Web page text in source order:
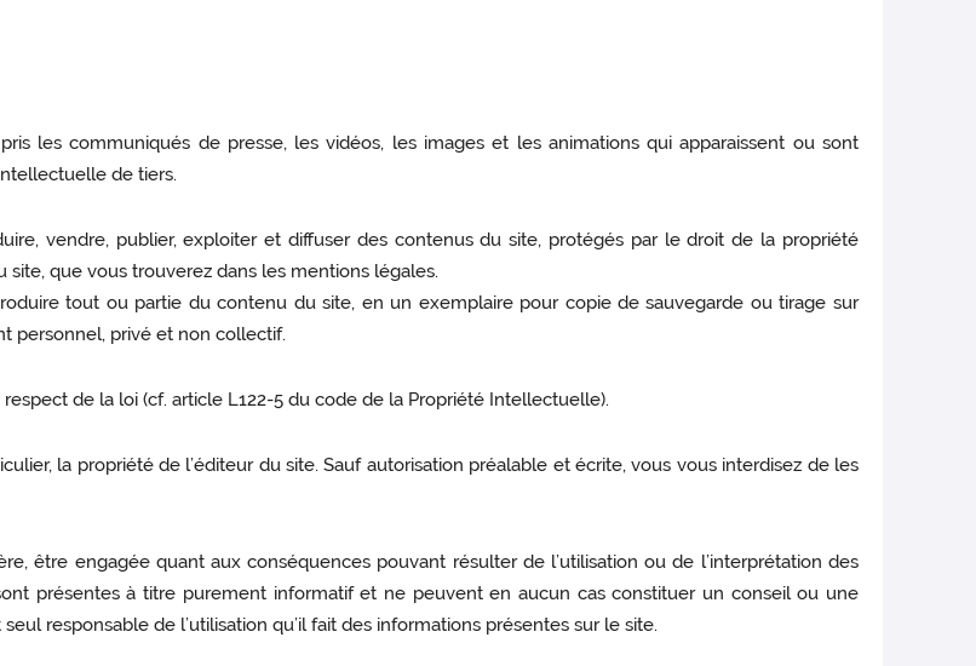
les communiqués de presse, les vidéos, les images et les animations qui apparaissent ou sont
de tiers.
vendre, publier, exploiter et diffuser des contenus du site, protégés par le droit de la propriété
que vous trouverez dans les mentions légales.
tout ou partie du contenu du site, en un exemplaire pour copie de sauvegarde ou tirage sur
personnel, privé et non collectif.
de la loi (cf. article L122-5 du code de la Propriété Intellectuelle).
la propriété de l’éditeur du site. Sauf autorisation préalable et écrite, vous vous interdisez de les
être engagée quant aux conséquences pouvant résulter de l’utilisation ou de l’interprétation des
présentes à titre purement informatif et ne peuvent en aucun cas constituer un conseil ou une
responsable de l’utilisation qu’il fait des informations présentes sur le site.